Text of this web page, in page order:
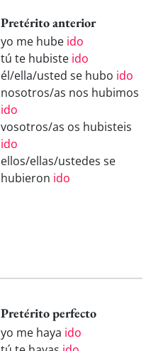
Pretérito anterior
yo me hube ido
tú te hubiste ido
él/ella/usted se hubo ido
nosotros/as nos hubimos
ido
vosotros/as os hubisteis
ido
ellos/ellas/ustedes se
hubieron ido
Pretérito perfecto
yo me haya ido